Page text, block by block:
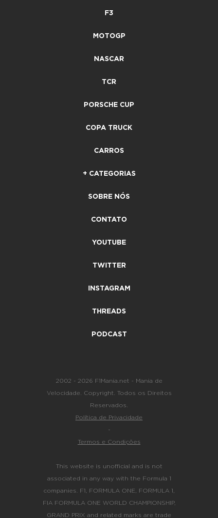
F3
MOTOGP
NASCAR
TCR
PORSCHE CUP
COPA TRUCK
CARROS
+ CATEGORIAS
SOBRE NÓS
CONTATO
YOUTUBE
TWITTER
INSTAGRAM
THREADS
PODCAST
2002 - 2026 F1Mania.net - Mania de
Velocidade. Copyright. Todos os Direitos
Reservados.
Política de Privacidade
-
Termos e Condições
This website is unofficial and is not
associated in any way with the Formula 1
companies. F1, FORMULA ONE, FORMULA 1,
FIA FORMULA ONE WORLD CHAMPIONSHIP,
GRAND PRIX and related marks are trade